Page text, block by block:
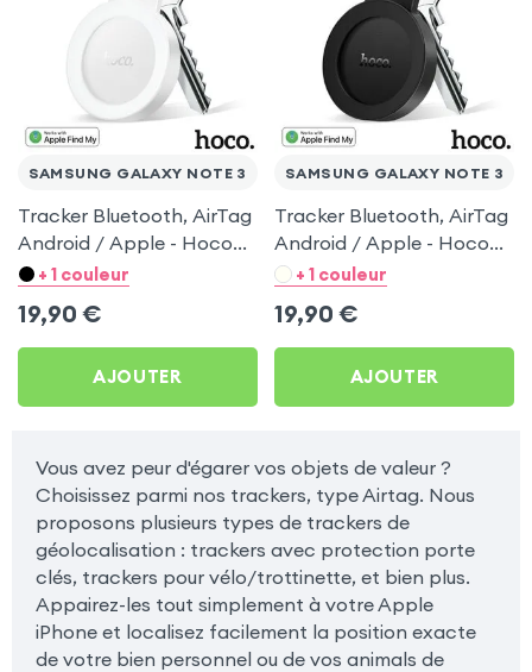
SAMSUNG GALAXY NOTE 3
Tracker Bluetooth, AirTag
Android / Apple - Hoco
Blanc pour Samsung
+ 1 couleur
19,90 €
AJOUTER
SAMSUNG GALAXY NOTE 3
Tracker Bluetooth, AirTag
Android / Apple - Hoco
Noir pour Samsung
+ 1 couleur
19,90 €
AJOUTER
Vous avez peur d'égarer vos objets de valeur ?
Choisissez parmi nos trackers, type Airtag. Nous
proposons plusieurs types de trackers de
géolocalisation : trackers avec protection porte
clés, trackers pour vélo/trottinette, et bien plus.
Appairez-les tout simplement à votre Apple
iPhone et localisez facilement la position exacte
de votre bien personnel ou de vos animals de